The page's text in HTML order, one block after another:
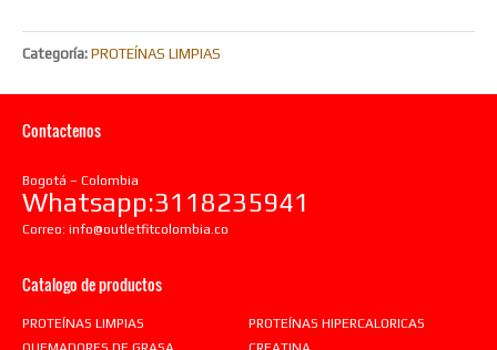
Categoría: PROTEÍNAS LIMPIAS
Contactenos
Bogotá – Colombia
Whatsapp:3118235941
Correo: info@outletfitcolombia.co
Catalogo de productos
PROTEÍNAS LIMPIAS
PROTEÍNAS HIPERCALORICAS